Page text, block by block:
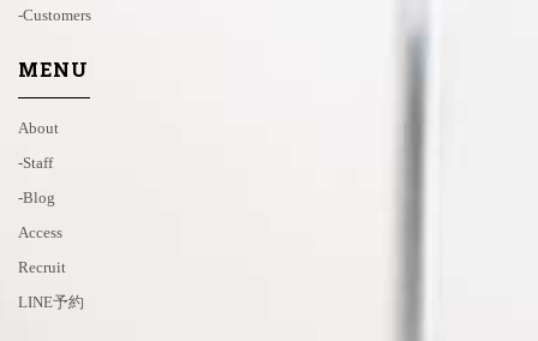
-customers
MENU
About
-staff
-blog
Access
Recruit
LINE予約